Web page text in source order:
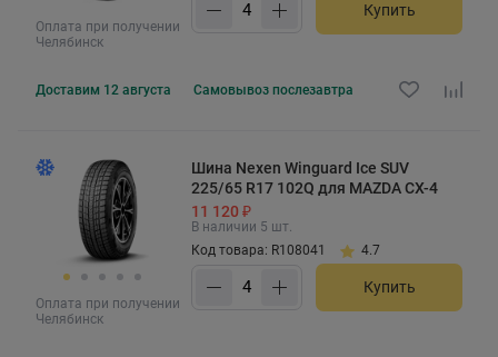
Оплата при получении
Челябинск
Купить
Доставим 12 августа Самовывоз послезавтра
Оплата при получении
Челябинск
Шина Nexen Winguard Ice SUV
225/65 R17 102Q для MAZDA CX-4
11 120 ₽
В наличии 5 шт.
Код товара: R108041
4.7
Купить